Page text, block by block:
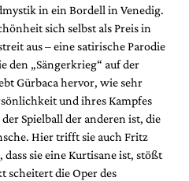
in ein Bordell in Venedig.
sich selbst als Preis in
aus – eine satirische Parodie
den „Sängerkrieg“ auf der
Gürbaca hervor, wie sehr
und ihres Kampfes
Spielball der anderen ist, die
Hier trifft sie auch Fritz
sie eine Kurtisane ist, stößt
scheitert die Oper des